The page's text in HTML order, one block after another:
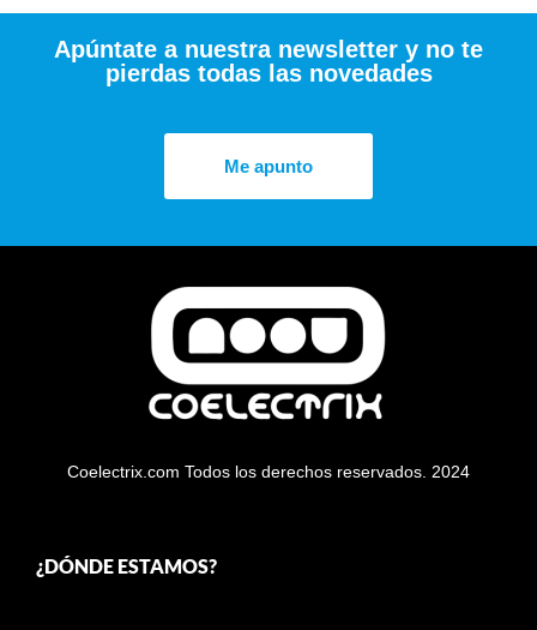
Apúntate a nuestra newsletter y no te
pierdas todas las novedades
Me apunto
Coelectrix.com Todos los derechos reservados. 2024
¿DÓNDE ESTAMOS?